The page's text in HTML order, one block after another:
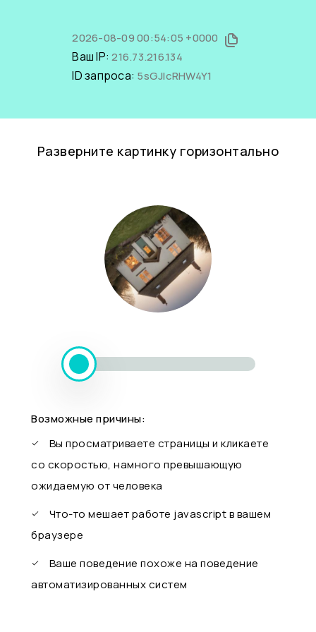
2026-08-09 00:54:05 +0000
Ваш IP:216.73.216.134
ID запроса: 5sGJIcRHW4Y1
Разверните картинку горизонтально
Возможные причины:
Вы просматриваете страницы и кликаете
со скоростью, намного превышающую
ожидаемую от человека
Что-то мешает работе javascript в вашем
браузере
Ваше поведение похоже на поведение
автоматизированных систем